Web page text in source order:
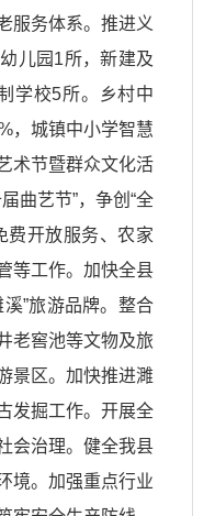
服务体系。推进义
儿园1所，新建及
学校5所。乡村中
，城镇中小学智慧
术节暨群众文化活
曲艺节”，争创“全
费开放服务、农家
等工作。加快全县
”旅游品牌。整合
老窖池等文物及旅
景区。加快推进濉
发掘工作。开展全
会治理。健全我县
境。加强重点行业